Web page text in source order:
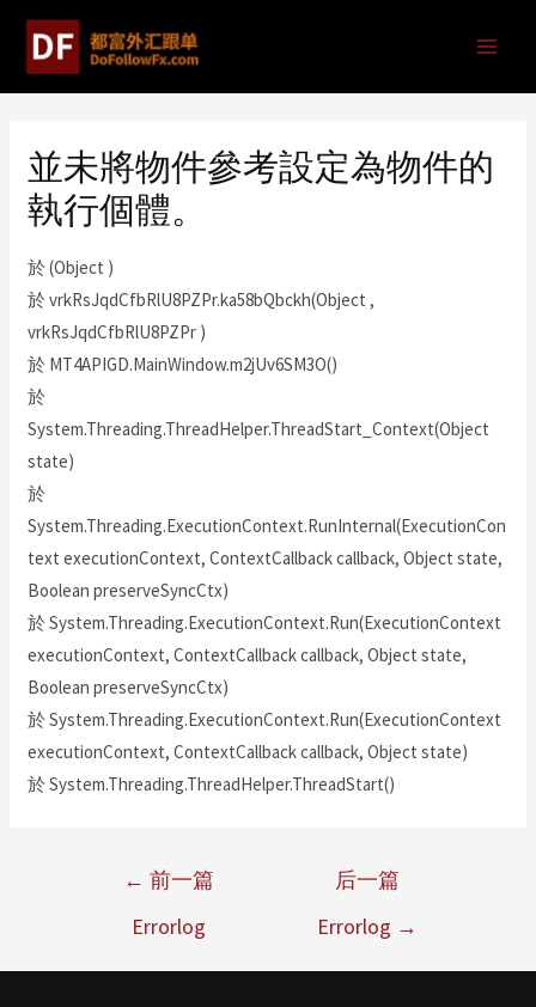
並未將物件參考設定為物件的
執行個體。
於 (Object )
於 vrkRsJqdCfbRlU8PZPr.ka58bQbckh(Object ,
vrkRsJqdCfbRlU8PZPr )
於 MT4APIGD.MainWindow.m2jUv6SM3O()
於
System.Threading.ThreadHelper.ThreadStart_Context(Object
state)
於
System.Threading.ExecutionContext.RunInternal(ExecutionCon
text executionContext, ContextCallback callback, Object state,
Boolean preserveSyncCtx)
於 System.Threading.ExecutionContext.Run(ExecutionContext
executionContext, ContextCallback callback, Object state,
Boolean preserveSyncCtx)
於 System.Threading.ExecutionContext.Run(ExecutionContext
executionContext, ContextCallback callback, Object state)
於 System.Threading.ThreadHelper.ThreadStart()
← 前一篇
Errorlog
后一篇
Errorlog →